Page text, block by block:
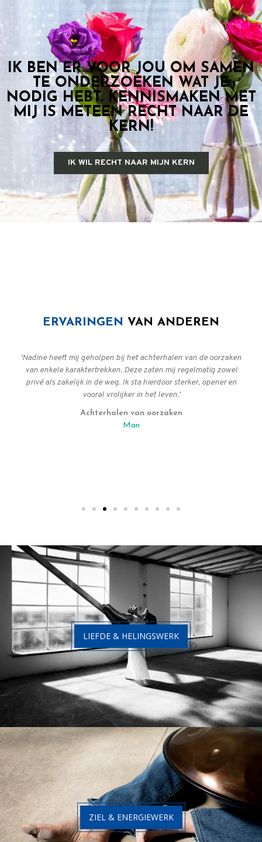
IK BEN ER VOOR JOU OM SAMEN
TE ONDERZOEKEN WAT JE
NODIG HEBT. KENNISMAKEN MET
MIJ IS METEEN RECHT NAAR DE
KERN!
IK WIL RECHT NAAR MIJN KERN
ERVARINGEN VAN ANDEREN
‘Nadine heeft mij geholpen bij het achterhalen van de oorzaken
van enkele karaktertrekken. Deze zaten mij regelmatig zowel
privé als zakelijk in de weg. Ik sta hierdoor sterker, opener en
vooral vrolijker in het leven.’
Achterhalen van oorzaken
Man
LIEFDE & HELINGSWERK
ZIEL & ENERGIEWERK